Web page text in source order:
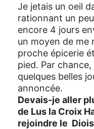
Je jetais un oeil
rationnant un
encore 4 jours
un moyen de me
proche épicerie
pied. Par
quelques belles
annoncée.
Devais-je aller
de Lus la Croix
rejoindre le